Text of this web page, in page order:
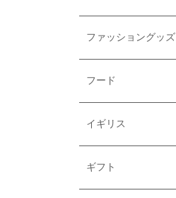
ファッショングッズ
フード
イギリス
ギフト